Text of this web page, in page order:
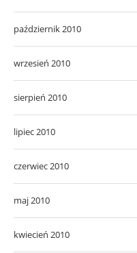
październik 2010
wrzesień 2010
sierpień 2010
lipiec 2010
czerwiec 2010
maj 2010
kwiecień 2010